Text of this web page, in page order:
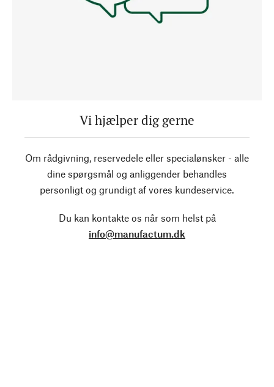
Vi hjælper dig gerne
Om rådgivning, reservedele eller specialønsker - alle
dine spørgsmål og anliggender behandles
personligt og grundigt af vores kundeservice.
Du kan kontakte os når som helst på
info@manufactum.dk